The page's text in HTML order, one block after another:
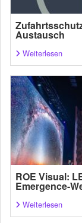
Austausch
Weiterlesen
ROE Visual:
Emergence-
Weiterlesen